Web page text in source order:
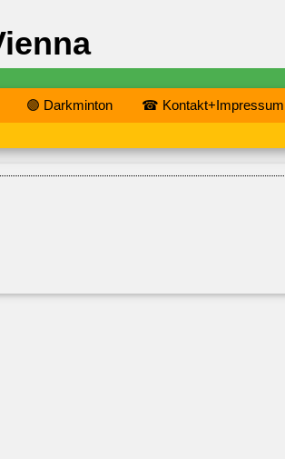
🟣 Darkminton ☎ Kontakt+Impressum